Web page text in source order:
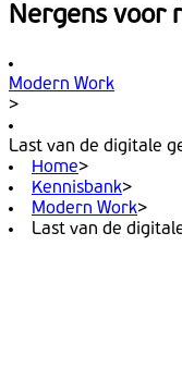
Nergens voor
Modern Work
>
Last van de digitale
Home>
Kennisbank>
Modern Work>
Last van de